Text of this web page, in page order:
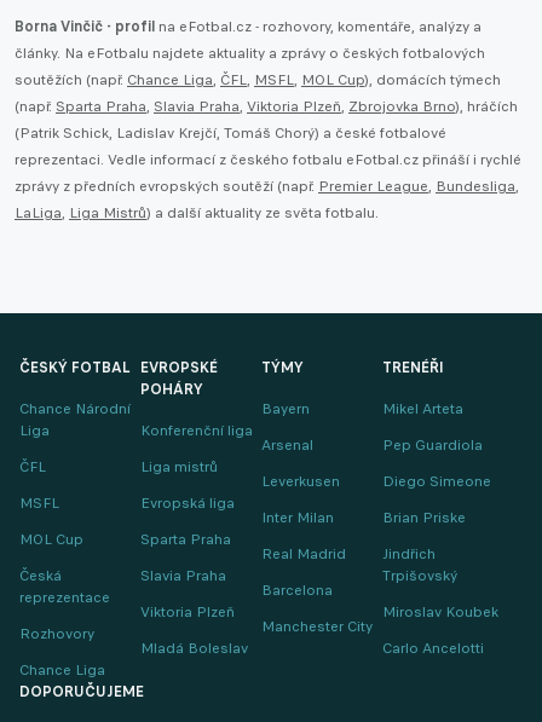
Borna Vinčič - profil na eFotbal.cz - rozhovory, komentáře, analýzy a
články. Na eFotbalu najdete aktuality a zprávy o českých fotbalových
soutěžích (např. Chance Liga, ČFL, MSFL, MOL Cup), domácích týmech
(např. Sparta Praha, Slavia Praha, Viktoria Plzeň, Zbrojovka Brno), hráčích
(Patrik Schick, Ladislav Krejčí, Tomáš Chorý) a české fotbalové
reprezentaci. Vedle informací z českého fotbalu eFotbal.cz přináší i rychlé
zprávy z předních evropských soutěží (např. Premier League, Bundesliga,
LaLiga, Liga Mistrů) a další aktuality ze světa fotbalu.
ČESKÝ FOTBAL
Chance Národní
Liga
ČFL
MSFL
MOL Cup
Česká
reprezentace
Rozhovory
Chance Liga
EVROPSKÉ
POHÁRY
Konferenční liga
Liga mistrů
Evropská liga
Sparta Praha
Slavia Praha
Viktoria Plzeň
Mladá Boleslav
TÝMY
Bayern
Arsenal
Leverkusen
Inter Milan
Real Madrid
Barcelona
Manchester City
TRENÉŘI
Mikel Arteta
Pep Guardiola
Diego Simeone
Brian Priske
Jindřich
Trpišovský
Miroslav Koubek
Carlo Ancelotti
DOPORUČUJEME